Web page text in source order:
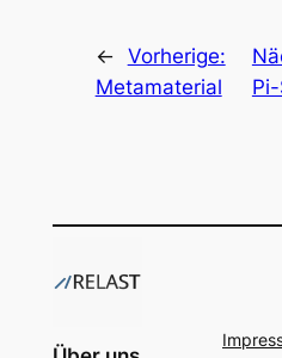
← Vorherige:
Metamaterial